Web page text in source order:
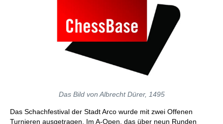
Das Bild von Albrecht Dürer, 1495
Das Schachfestival der Stadt Arco wurde mit zwei Offenen
Turnieren ausgetragen. Im A-Open, das über neun Runden